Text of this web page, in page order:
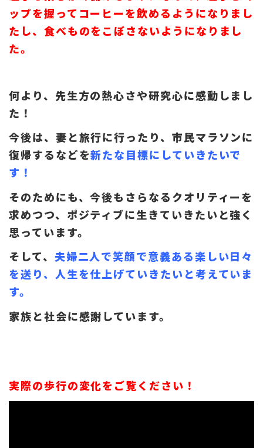
ップを握ってコーヒーを飲めるようになりまし
たし、食べものをこぼさないようになりまし
た。
何より、先生方の熱心さや研究心に感動しまし
た！
今後は、妻と旅行に行ったり、市民マラソンに
復帰するなどを新たな目標にしていきたいで
す！
そのためにも、今後もさらなるクオリティーを
求めつつ、ポジティブに生きていきたいと強く
思っています。
そして、 夫婦二人で笑顔で意義ある楽しい日々
を送り、人生を仕上げていきたいと考えていま
す。
家族と社会に感謝しています。
実際の歩行の変化をご覧ください！